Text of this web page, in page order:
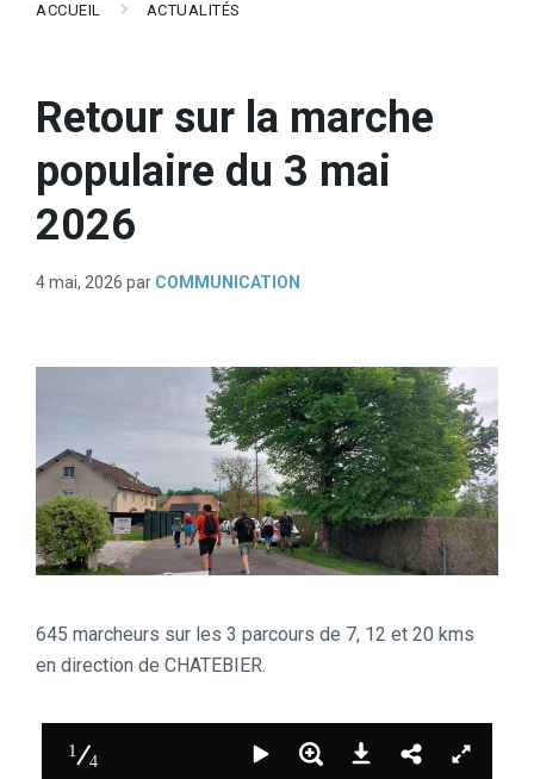
ACCUEIL ACTUALITÉS
Retour sur la marche
populaire du 3 mai
2026
4 mai, 2026 par COMMUNICATION
645 marcheurs sur les 3 parcours de 7, 12 et 20 kms
en direction de CHATEBIER.
1
4